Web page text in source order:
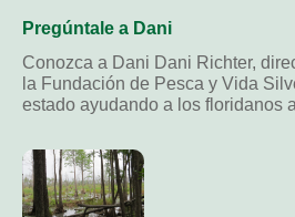
Pregúntale a Dani
Conozca a Dani Dani Richter,
la Fundación de Pesca y Vida
estado ayudando a los floridanos